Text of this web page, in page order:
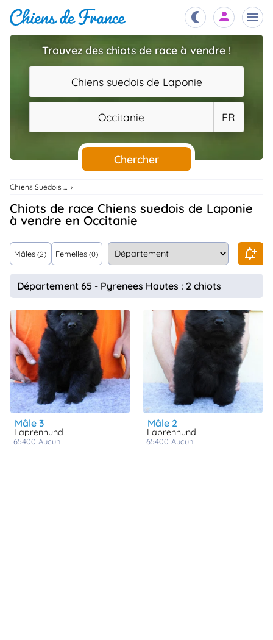
Chiots
Éleveurs
Étalons
Chiens
Services
..
Assurances
Connexion
Trouvez des chiots de race à vendre !
Chiens suedois de Laponie
Occitanie FR
Chercher
Chiens Suedois De Laponie
Chiots de race Chiens suedois de Laponie
à vendre en Occitanie
Mâles (2) Femelles (0)
Département 65 - Pyrenees Hautes : 2 chiots
mâle 3
Laprenhund
65400 aucun
mâle 2
Laprenhund
65400 aucun